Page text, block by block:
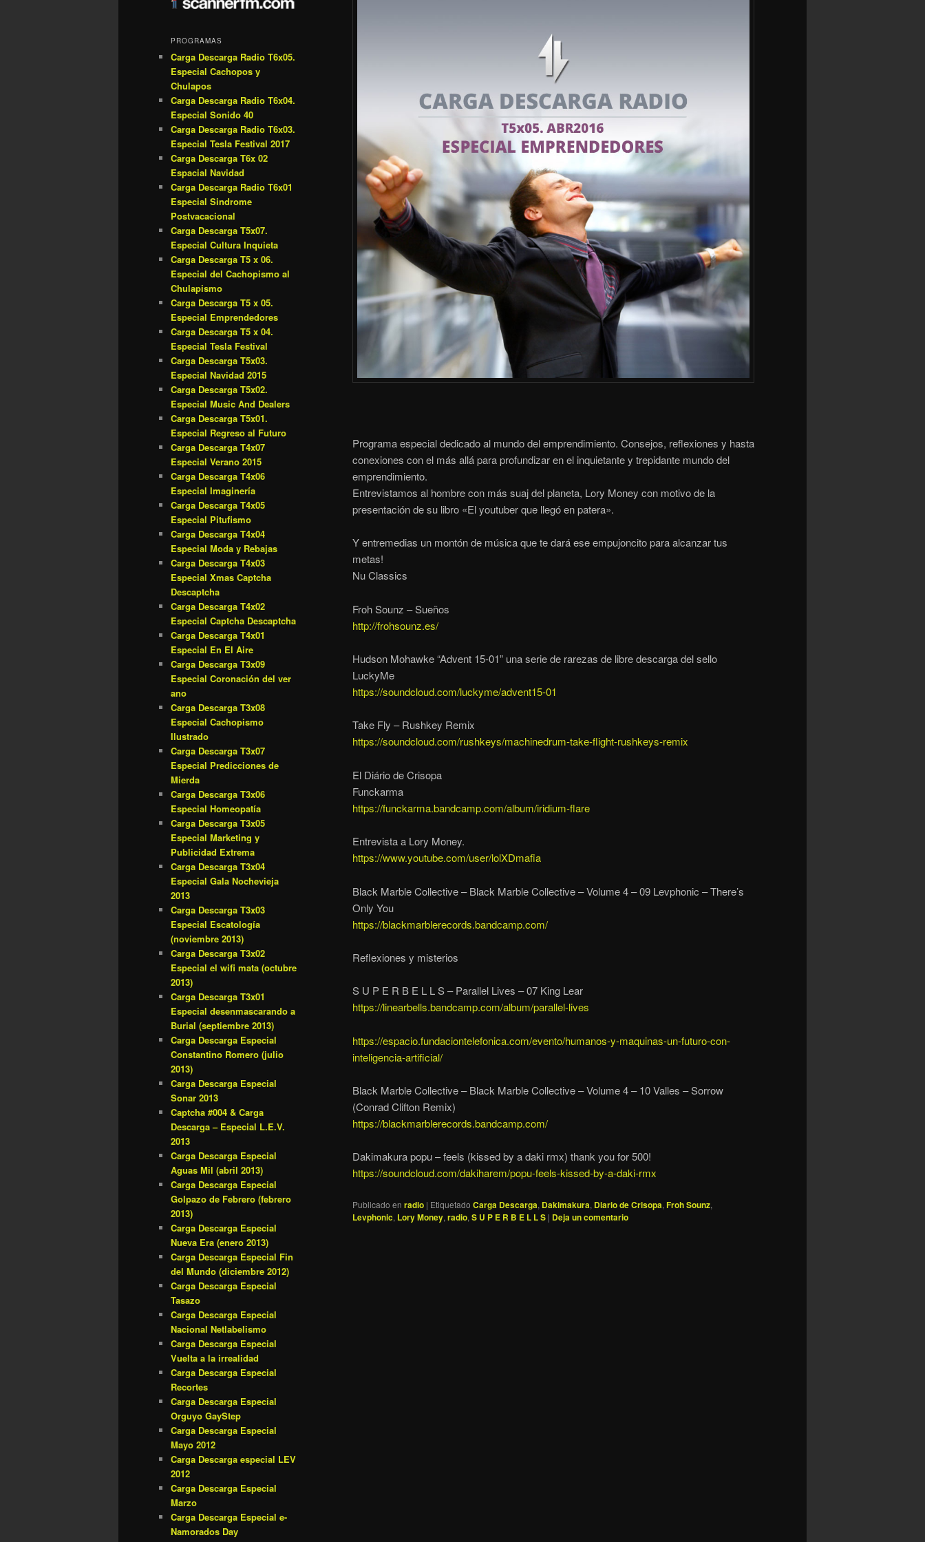
Programa especial dedicado al mundo del emprendimiento. Consejos, reflexiones y hasta
conexiones con el más allá para profundizar en el inquietante y trepidante mundo del
emprendimiento.
Entrevistamos al hombre con más suaj del planeta, Lory Money con motivo de la
presentación de su libro «El youtuber que llegó en patera».
Y entremedias un montón de música que te dará ese empujoncito para alcanzar tus
metas!
Nu Classics
Froh Sounz – Sueños
http://frohsounz.es/
Hudson Mohawke “Advent 15-01” una serie de rarezas de libre descarga del sello
LuckyMe
https://soundcloud.com/luckyme/advent15-01
Take Fly – Rushkey Remix
https://soundcloud.com/rushkeys/machinedrum-take-flight-rushkeys-remix
El Diário de Crisopa
Funckarma
https://funckarma.bandcamp.com/album/iridium-flare
Entrevista a Lory Money.
https://www.youtube.com/user/lolXDmafia
Black Marble Collective – Black Marble Collective – Volume 4 – 09 Levphonic – There’s
Only You
https://blackmarblerecords.bandcamp.com/
Reflexiones y misterios
S U P E R B E L L S – Parallel Lives – 07 King Lear
https://linearbells.bandcamp.com/album/parallel-lives
https://espacio.fundaciontelefonica.com/evento/humanos-y-maquinas-un-futuro-con-
inteligencia-artificial/
Black Marble Collective – Black Marble Collective – Volume 4 – 10 Valles – Sorrow
(Conrad Clifton Remix)
https://blackmarblerecords.bandcamp.com/
Dakimakura popu – feels (kissed by a daki rmx) thank you for 500!
https://soundcloud.com/dakiharem/popu-feels-kissed-by-a-daki-rmx
Publicado en radio | Etiquetado Carga Descarga, Dakimakura, Diario de Crisopa, Froh Sounz,
Levphonic, Lory Money, radio, S U P E R B E L L S | Deja un comentario
PROGRAMAS
Carga Descarga Radio T6x05.
Especial Cachopos y
Chulapos
Carga Descarga Radio T6x04.
Especial Sonido 40
Carga Descarga Radio T6x03.
Especial Tesla Festival 2017
Carga Descarga T6x 02
Espacial Navidad
Carga Descarga Radio T6x01
Especial Sindrome
Postvacacional
Carga Descarga T5x07.
Especial Cultura Inquieta
Carga Descarga T5 x 06.
Especial del Cachopismo al
Chulapismo
Carga Descarga T5 x 05.
Especial Emprendedores
Carga Descarga T5 x 04.
Especial Tesla Festival
Carga Descarga T5x03.
Especial Navidad 2015
Carga Descarga T5x02.
Especial Music And Dealers
Carga Descarga T5x01.
Especial Regreso al Futuro
Carga Descarga T4x07
Especial Verano 2015
Carga Descarga T4x06
Especial Imaginería
Carga Descarga T4x05
Especial Pitufismo
Carga Descarga T4x04
Especial Moda y Rebajas
Carga Descarga T4x03
Especial Xmas Captcha
Descaptcha
Carga Descarga T4x02
Especial Captcha Descaptcha
Carga Descarga T4x01
Especial En El Aire
Carga Descarga T3x09
Especial Coronación del ver
ano
Carga Descarga T3x08
Especial Cachopismo
Ilustrado
Carga Descarga T3x07
Especial Predicciones de
Mierda
Carga Descarga T3x06
Especial Homeopatía
Carga Descarga T3x05
Especial Marketing y
Publicidad Extrema
Carga Descarga T3x04
Especial Gala Nochevieja
2013
Carga Descarga T3x03
Especial Escatología
(noviembre 2013)
Carga Descarga T3x02
Especial el wifi mata (octubre
2013)
Carga Descarga T3x01
Especial desenmascarando a
Burial (septiembre 2013)
Carga Descarga Especial
Constantino Romero (julio
2013)
Carga Descarga Especial
Sonar 2013
Captcha #004 & Carga
Descarga – Especial L.E.V.
2013
Carga Descarga Especial
Aguas Mil (abril 2013)
Carga Descarga Especial
Golpazo de Febrero (febrero
2013)
Carga Descarga Especial
Nueva Era (enero 2013)
Carga Descarga Especial Fin
del Mundo (diciembre 2012)
Carga Descarga Especial
Tasazo
Carga Descarga Especial
Nacional Netlabelismo
Carga Descarga Especial
Vuelta a la irrealidad
Carga Descarga Especial
Recortes
Carga Descarga Especial
Orguyo GayStep
Carga Descarga Especial
Mayo 2012
Carga Descarga especial LEV
2012
Carga Descarga Especial
Marzo
Carga Descarga Especial e-
Namorados Day